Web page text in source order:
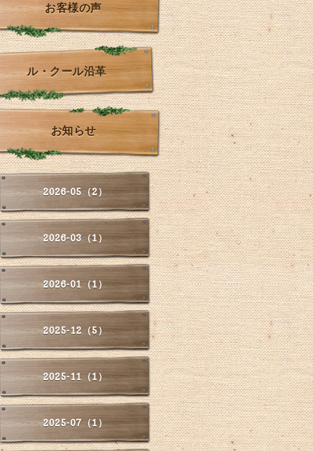
お客様の声
ル・クール沿革
お知らせ
2026-05（2）
2026-03（1）
2026-01（1）
2025-12（5）
2025-11（1）
2025-07（1）